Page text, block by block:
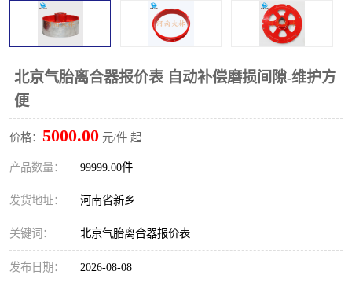
北京气胎离合器报价表 自动补偿磨损间隙-维护方
便
价格： 5000.00 元/件 起
产品数量： 99999.00件
发货地址： 河南省新乡
关键词： 北京气胎离合器报价表
发布日期： 2026-08-08